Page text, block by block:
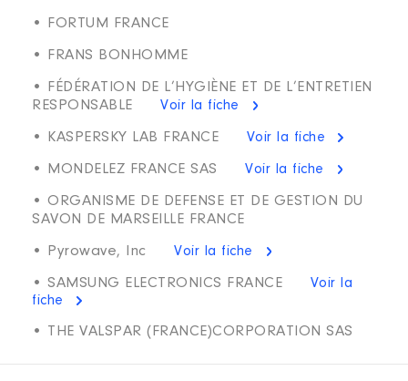
• FORTUM FRANCE
• FRANS BONHOMME
• FÉDÉRATION DE L’HYGIÈNE ET DE L’ENTRETIEN
RESPONSABLE
Voir la fiche
• KASPERSKY LAB FRANCE Voir la fiche
• MONDELEZ FRANCE SAS Voir la fiche
• ORGANISME DE DEFENSE ET DE GESTION DU
SAVON DE MARSEILLE FRANCE
• Pyrowave, Inc Voir la fiche
• SAMSUNG ELECTRONICS FRANCE
Voir la
fiche
• THE VALSPAR (FRANCE)CORPORATION SAS